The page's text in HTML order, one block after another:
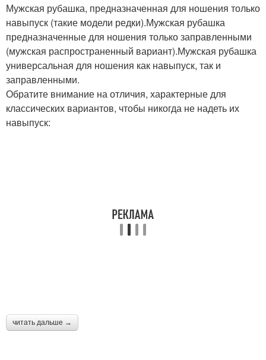
Мужская рубашка, предназначенная для ношения только
навыпуск (такие модели редки).Мужская рубашка
предназначенные для ношения только заправленными
(мужская распространенный вариант).Мужская рубашка
универсальная для ношения как навыпуск, так и
заправленными.
Обратите внимание на отличия, характерные для
классических вариантов, чтобы никогда не надеть их
навыпуск:
читать дальше →